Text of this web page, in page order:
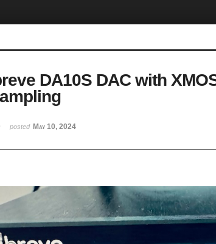
DA10S DAC with
posted May 10, 2024